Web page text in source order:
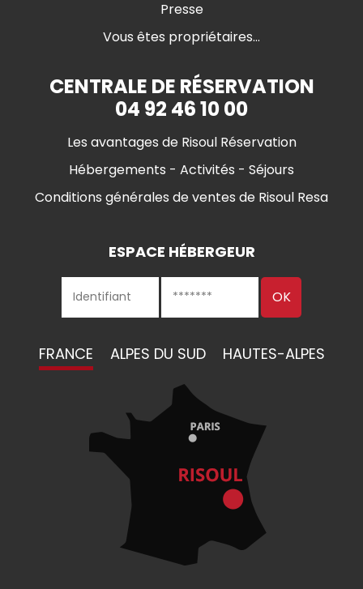
Presse
Vous êtes propriétaires...
CENTRALE DE RÉSERVATION
04 92 46 10 00
Les avantages de Risoul Réservation
Hébergements - Activités - Séjours
Conditions générales de ventes de Risoul Resa
ESPACE HÉBERGEUR
FRANCE ALPES DU SUD HAUTES-ALPES